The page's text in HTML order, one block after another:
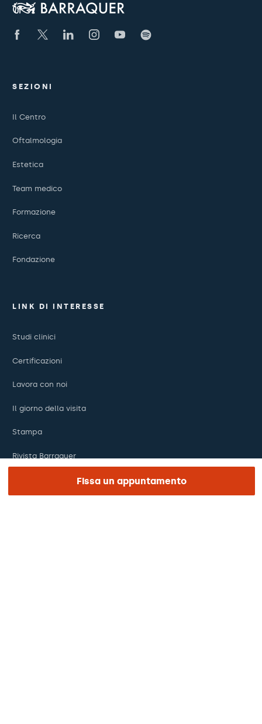
Fissa un appuntamento
SEZIONI
Il Centro
Oftalmologia
Estetica
Team medico
Formazione
Ricerca
Fondazione
LINK DI INTERESSE
Studi clinici
Certificazioni
Lavora con noi
Il giorno della visita
Stampa
Rivista Barraquer
Pagamenti online